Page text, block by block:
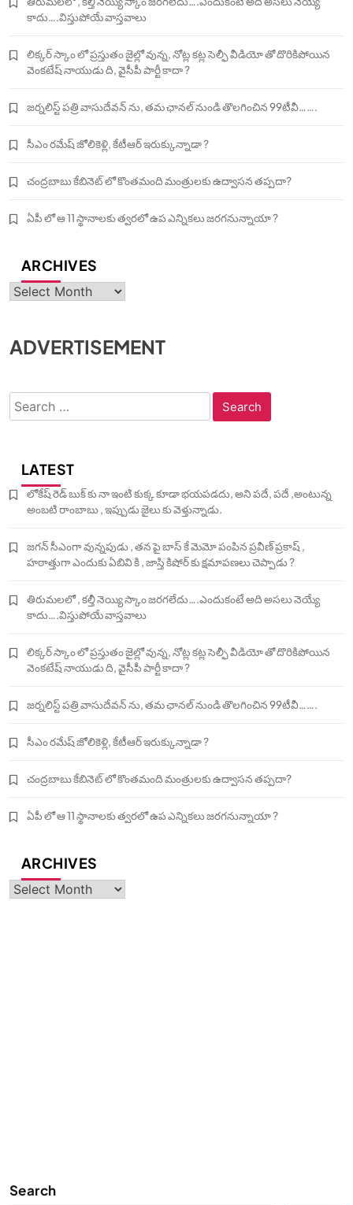
కాదు….విస్తుపోయే వాస్తవాలు
లిక్కర్ స్కాం లో ప్రస్తుతం జైల్లో వున్న, నోట్ల కట్ల సెల్ఫీ వీడియో తో దొరికిపోయిన
వెంకటేష్ నాయుడు ది, వైసీపీ పార్టీ కాదా ?
జర్నలిస్ట్ పత్రి వాసుదేవన్ ను, తమ ఛానల్ నుండి తొలగించిన 99టీవీ…….
సీఎం రమేష్ జోలికెళ్లి, కేటీఆర్ ఇరుక్కున్నాడా ?
చంద్రబాబు కేబినెట్ లో కొంతమంది మంత్రులకు ఉద్వాసన తప్పదా?
ఏపీ లో ఆ 11 స్థానాలకు త్వరలో ఉప ఎన్నికలు జరగనున్నాయా ?
ARCHIVES
Archives
ADVERTISEMENT
Search
for:
LATEST
లోకేష్ రెడ్ బుక్ కు నా ఇంటి కుక్క కూడా భయపడదు, అని పదే, పదే ,అంటున్న
అంబటి రాంబాబు , ఇప్పుడు జైలు కు వెళ్తున్నాడు.
జగన్ సీఎంగా వున్నపుడు , తన పై బాస్ కే మెమో పంపిన ప్రవీణ్ ప్రకాష్ ,
హఠాత్తుగా ఎందుకు ఏబివి కి , జాస్తి కిషోర్ కు క్షమాపణలు చెప్పాడు ?
తిరుమలలో , కల్తీ నెయ్యి స్కాం జరగలేదు….ఎందుకంటే అది అసలు నెయ్యే
కాదు….విస్తుపోయే వాస్తవాలు
లిక్కర్ స్కాం లో ప్రస్తుతం జైల్లో వున్న, నోట్ల కట్ల సెల్ఫీ వీడియో తో దొరికిపోయిన
వెంకటేష్ నాయుడు ది, వైసీపీ పార్టీ కాదా ?
జర్నలిస్ట్ పత్రి వాసుదేవన్ ను, తమ ఛానల్ నుండి తొలగించిన 99టీవీ…….
సీఎం రమేష్ జోలికెళ్లి, కేటీఆర్ ఇరుక్కున్నాడా ?
చంద్రబాబు కేబినెట్ లో కొంతమంది మంత్రులకు ఉద్వాసన తప్పదా?
ఏపీ లో ఆ 11 స్థానాలకు త్వరలో ఉప ఎన్నికలు జరగనున్నాయా ?
ARCHIVES
Archives
Search